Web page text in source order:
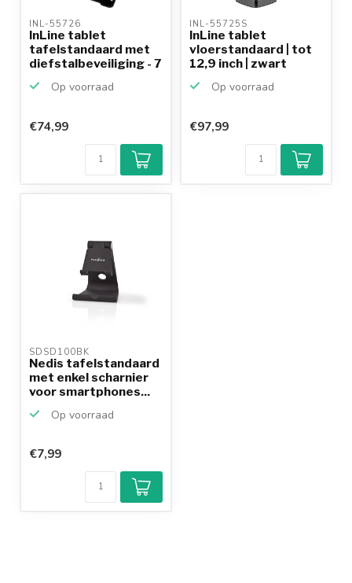
INL-55726
InLine tablet
tafelstandaard met
diefstalbeveiliging - 7
Op voorraad
€74,99
INL-55725S
InLine tablet
vloerstandaard | tot
12,9 inch | zwart
Op voorraad
€97,99
SDSD100BK
Nedis tafelstandaard
met enkel scharnier
voor smartphones...
Op voorraad
€7,99